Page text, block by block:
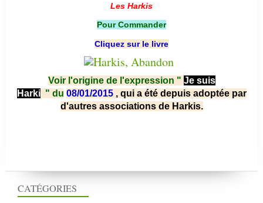
CATÉGORIES
Les Harkis
Pour Commander
Cliquez sur le livre
Voir l'origine de l'expression " Je suis
Harki " du 08/01/2015 , qui a été depuis adoptée par
d'autres associations de Harkis.